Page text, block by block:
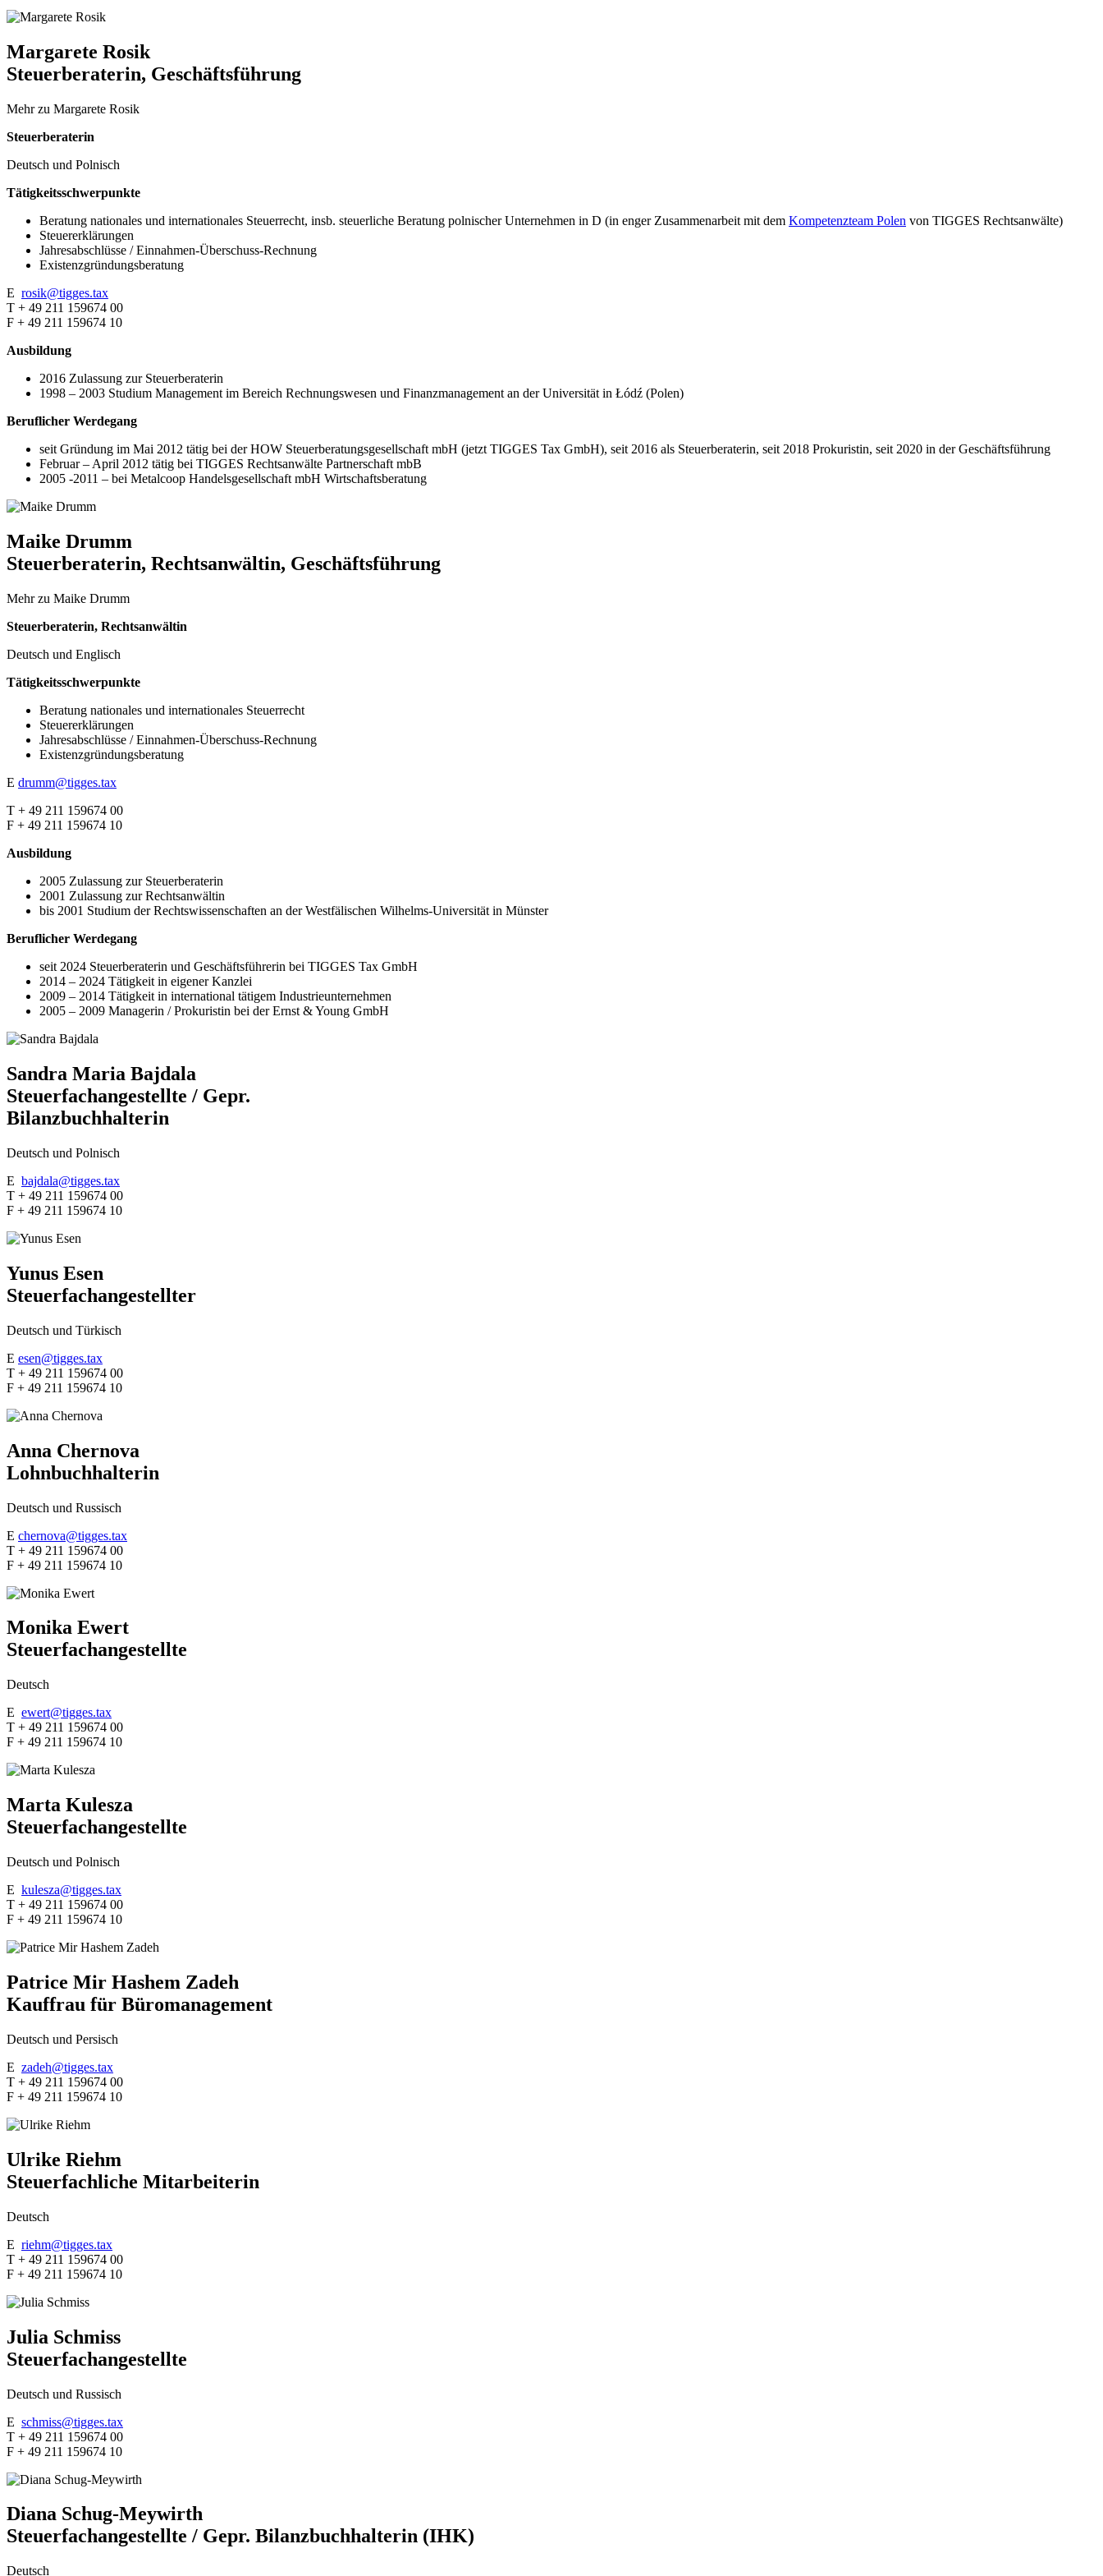
Margarete Rosik​
Steuerberaterin, Geschäftsführung
Mehr zu Margarete Rosik
Steuerberaterin
Deutsch und Polnisch
Tätigkeitsschwerpunkte
Beratung nationales und internationales Steuerrecht, insb. steuerliche Beratung polnischer Unternehmen in D (in enger Zusammenarbeit mit dem Kompetenzteam Polen von TIGGES Rechtsanwälte)
Steuererklärungen
Jahresabschlüsse / Einnahmen-Überschuss-Rechnung
Existenzgründungsberatung
E rosik@tigges.tax
T + 49 211 159674 00
F + 49 211 159674 10
Ausbildung
2016 Zulassung zur Steuerberaterin
1998 – 2003 Studium Management im Bereich Rechnungswesen und Finanzmanagement an der Universität in Łódź (Polen)
Beruflicher Werdegang
seit Gründung im Mai 2012 tätig bei der HOW Steuerberatungsgesellschaft mbH (jetzt TIGGES Tax GmbH), seit 2016 als Steuerberaterin, seit 2018 Prokuristin, seit 2020 in der Geschäftsführung
Februar – April 2012 tätig bei TIGGES Rechtsanwälte Partnerschaft mbB
2005 -2011 – bei Metalcoop Handelsgesellschaft mbH Wirtschaftsberatung
Maike Drumm​
Steuerberaterin, Rechtsanwältin, Geschäftsführung
Mehr zu Maike Drumm
Steuerberaterin, Rechtsanwältin
Deutsch und Englisch
Tätigkeitsschwerpunkte
Beratung nationales und internationales Steuerrecht
Steuererklärungen
Jahresabschlüsse / Einnahmen-Überschuss-Rechnung
Existenzgründungsberatung
E drumm@tigges.tax
T + 49 211 159674 00
F + 49 211 159674 10
Ausbildung
2005 Zulassung zur Steuerberaterin
2001 Zulassung zur Rechtsanwältin
bis 2001 Studium der Rechtswissenschaften an der Westfälischen Wilhelms-Universität in Münster
Beruflicher Werdegang
seit 2024 Steuerberaterin und Geschäftsführerin bei TIGGES Tax GmbH
2014 – 2024 Tätigkeit in eigener Kanzlei
2009 – 2014 Tätigkeit in international tätigem Industrieunternehmen
2005 – 2009 Managerin / Prokuristin bei der Ernst & Young GmbH
Sandra Maria Bajdala
Steuerfachangestellte / Gepr.
Bilanzbuchhalterin
Deutsch und Polnisch
E bajdala@tigges.tax
T + 49 211 159674 00
F + 49 211 159674 10
Yunus Esen​
Steuerfachangestellter​
Deutsch und Türkisch
E esen@tigges.tax
T + 49 211 159674 00
F + 49 211 159674 10
Anna Chernova
Lohnbuchhalterin
Deutsch und Russisch
E chernova@tigges.tax
T + 49 211 159674 00
F + 49 211 159674 10
Monika Ewert
Steuerfachangestellte
Deutsch
E ewert@tigges.tax
T + 49 211 159674 00
F + 49 211 159674 10
Marta Kulesza
Steuerfachangestellte
Deutsch und Polnisch
E kulesza@tigges.tax
T + 49 211 159674 00
F + 49 211 159674 10
Patrice Mir Hashem Zadeh
Kauffrau für Büromanagement
Deutsch und Persisch
E zadeh@tigges.tax
T + 49 211 159674 00
F + 49 211 159674 10
Ulrike Riehm
Steuerfachliche Mitarbeiterin
Deutsch
E riehm@tigges.tax
T + 49 211 159674 00
F + 49 211 159674 10
Julia Schmiss
Steuerfachangestellte
Deutsch und Russisch
E schmiss@tigges.tax
T + 49 211 159674 00
F + 49 211 159674 10
Diana Schug-Meywirth
Steuerfachangestellte / Gepr. Bilanzbuchhalterin (IHK)
Deutsch